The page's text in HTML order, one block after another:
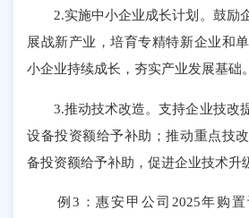
2.实施中小企业成长计划。鼓励
展战新产业，培育专精特新企业和
小企业持续成长，夯实产业发展基础。
3.推动技术改造。支持企业技改
设备投资额给予补助；推动重点技
备投资额给予补助，促进企业技术升
例3：惠安甲公司2025年购置